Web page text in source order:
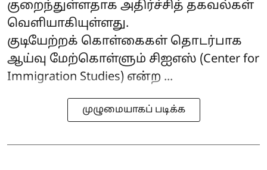
குறைந்துள்ளதாக அதிர்ச்சித் தகவல்கள்
வெளியாகியுள்ளது.
குடியேற்றக் கொள்கைகள் தொடர்பாக
ஆய்வு மேற்கொள்ளும் சிஐஎஸ் (Center for
Immigration Studies) என்ற ...
முழுமையாகப் படிக்க